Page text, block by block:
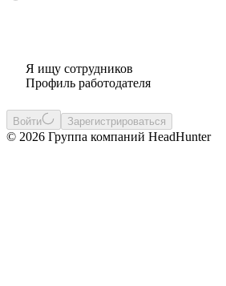
Я ищу сотрудников
Профиль работодателя
Войти Зарегистрироваться
© 2026 Группа компаний HeadHunter